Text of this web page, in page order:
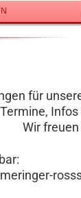
für
Wir